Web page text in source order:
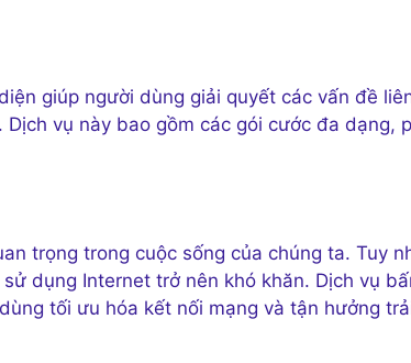
giúp người dùng giải quyết các vấn đề
vụ này bao gồm các gói cước đa dạng,
trọng trong cuộc sống của chúng ta. Tuy
dụng Internet trở nên khó khăn. Dịch vụ
tối ưu hóa kết nối mạng và tận hưởng